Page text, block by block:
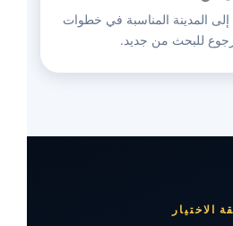
إلى المدينة المناسبة في خطوات
للبحث من جديد.
الاختيار